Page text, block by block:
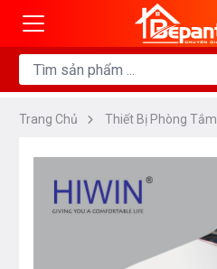
Trang Chủ Thiết Bị Phòng Tắm